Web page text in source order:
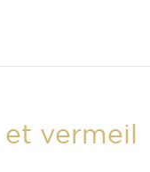
vermeil